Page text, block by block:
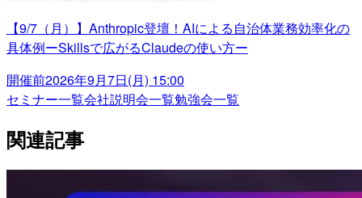
【9/7（月）】Anthropic登壇！AIによる自治体業務効率化の
具体例ーSkillsで広がるClaudeの使い方ー
開催前2026年9月7日(月) 15:00
セミナー一覧会社説明会一覧勉強会一覧
関連記事